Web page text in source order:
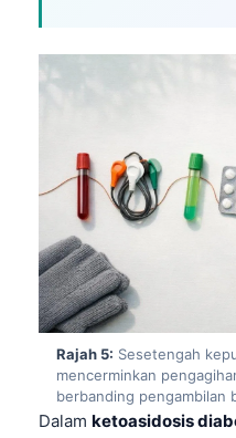
Rajah 5: Sesetengah
mencerminkan
berbanding pengambilan
Dalam ketoasidosis
Esperanto
Frysk
Ślōnskŏ gŏdka
Norsk bokmål